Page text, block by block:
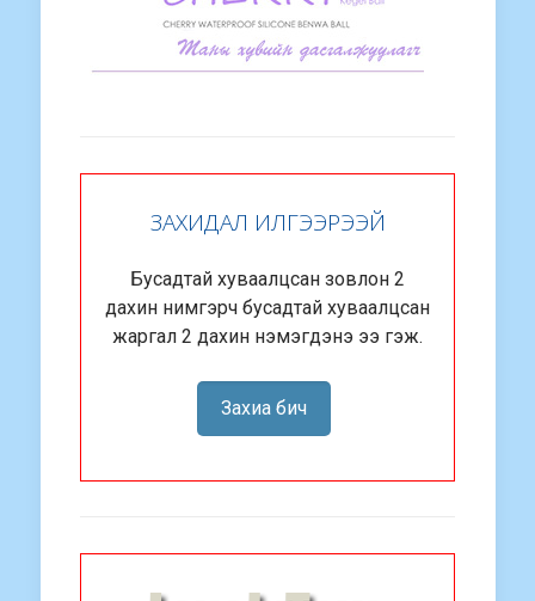
ЗАХИДАЛ ИЛГЭЭРЭЭЙ
Бусадтай хуваалцсан зовлон 2
дахин нимгэрч бусадтай хуваалцсан
жаргал 2 дахин нэмэгдэнэ ээ гэж.
Захиа бич